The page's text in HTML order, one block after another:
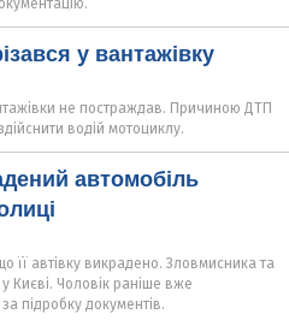
у вантажівку
не постраждав. Причиною ДТП
водій мотоциклу.
автомобіль
її автівку викрадено. Зловмисника та
Києві. Чоловік раніше вже
підробку документів.